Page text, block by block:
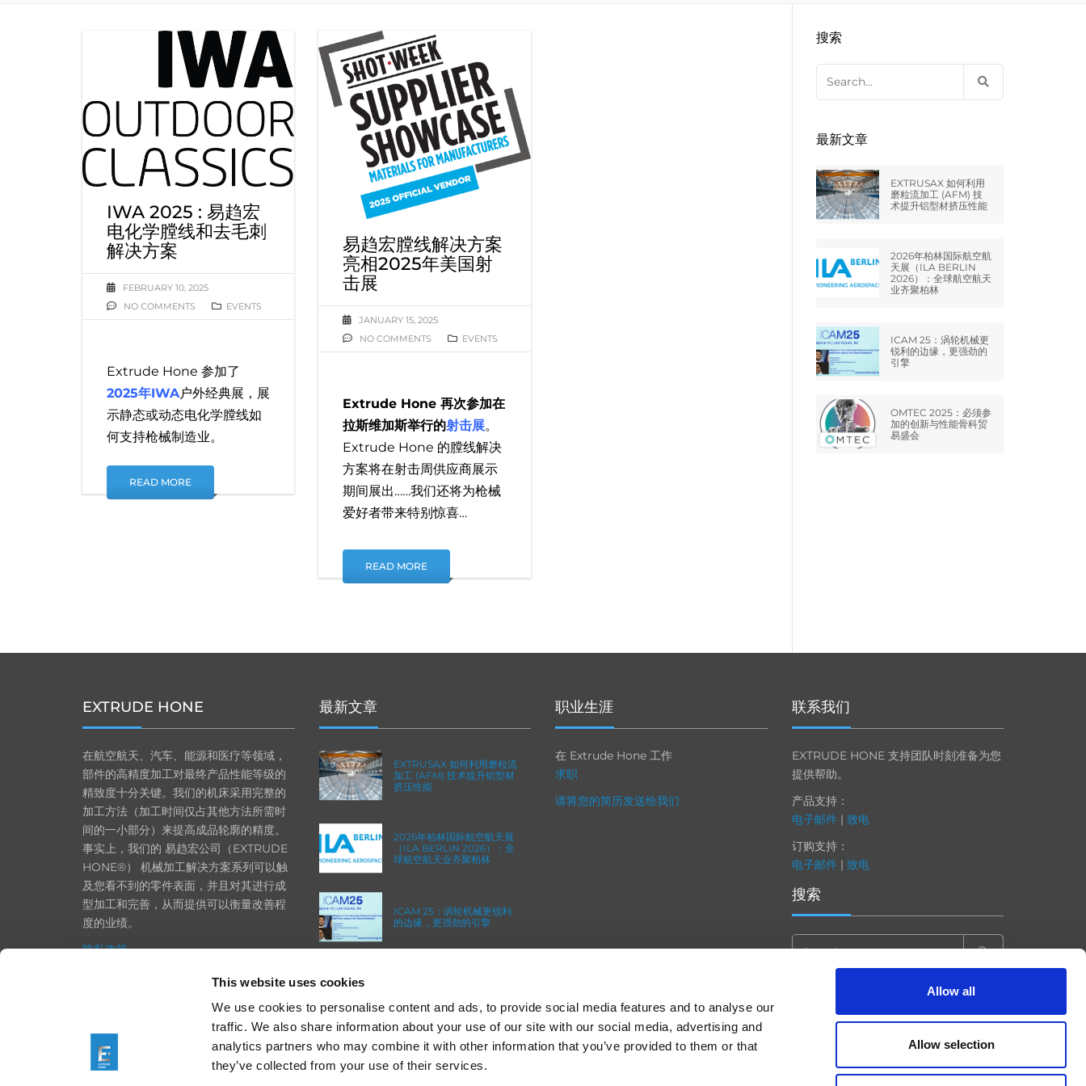
This website uses cookies
We use cookies to personalise content and ads, to provide social media features and to analyse our
traffic. We also share information about your use of our site with our social media, advertising and
analytics partners who may combine it with other information that you’ve provided to them or that
they’ve collected from your use of their services.
Allow all
Allow selection
EXTRUDE HONE LLC – HUNTLEY –
USA
EXTRUDE HONE GMBH –
EXTRUDE HONE LTD – MILTON
KEYNES – UK
法国EXTRUDE HONE
EXTRUDE HONE ITALIA SRL
来自于EXTRUDE HONE公司的机床
IWA 2025 : 易趋宏
电化学膛线和去毛刺
解决方案
FEBRUARY 10, 2025
NO COMMENTS
EVENTS
Extrude Hone 参加了
2025年IWA户外经典展，展
示静态或动态电化学膛线如
何支持枪械制造业。
READ MORE
易趋宏膛线解决方案
亮相2025年美国射
击展
JANUARY 15, 2025
NO COMMENTS
EVENTS
Extrude Hone 再次参加在
拉斯维加斯举行的射击展。
Extrude Hone 的膛线解决
方案将在射击周供应商展示
期间展出……我们还将为枪械
爱好者带来特别惊喜…
READ MORE
搜索
for:
最新文章
EXTRUSAX 如何利用
磨粒流加工 (AFM) 技
术提升铝型材挤压性能
2026年柏林国际航空航
天展（ILA BERLIN
2026）：全球航空航天
业齐聚柏林
ICAM 25：涡轮机械更
锐利的边缘，更强劲的
引擎
OMTEC 2025：必须参
加的创新与性能骨科贸
易盛会
EXTRUDE HONE
在航空航天、汽车、能源和医疗等领域，
部件的高精度加工对最终产品性能等级的
精致度十分关键。我们的机床采用完整的
加工方法（加工时间仅占其他方法所需时
间的一小部分）来提高成品轮廓的精度。
事实上，我们的 易趋宏公司（EXTRUDE
HONE®） 机械加工解决方案系列可以触
及您看不到的零件表面，并且对其进行成
型加工和完善，从而提供可以衡量改善程
度的业绩。
隐私政策
一般条款和条件
最新文章
EXTRUSAX 如何利用磨粒流
加工 (AFM) 技术提升铝型材
挤压性能
2026年柏林国际航空航天展
（ILA BERLIN 2026）：全
球航空航天业齐聚柏林
ICAM 25：涡轮机械更锐利
的边缘，更强劲的引擎
职业生涯
在 Extrude Hone 工作
求职
请将您的简历发送给我们
联系我们
EXTRUDE HONE 支持团队时刻准备为您
提供帮助。
产品支持：
电子邮件| 致电
订购支持：
电子邮件| 致电
搜索
Search